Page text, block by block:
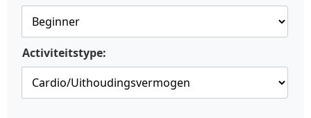
Activiteitstype: